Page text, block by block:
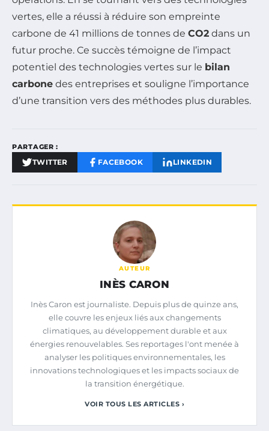
vertes, elle a réussi à réduire son empreinte
carbone de 41 millions de tonnes de CO2 dans un
futur proche. Ce succès témoigne de l’impact
potentiel des technologies vertes sur le bilan
carbone des entreprises et souligne l’importance
d’une transition vers des méthodes plus durables.
PARTAGER :
TWITTER FACEBOOK LINKEDIN
AUTEUR
INÈS CARON
Inès Caron est journaliste. Depuis plus de quinze ans,
elle couvre les enjeux liés aux changements
climatiques, au développement durable et aux
énergies renouvelables. Ses reportages l'ont menée à
analyser les politiques environnementales, les
innovations technologiques et les impacts sociaux de
la transition énergétique.
VOIR TOUS LES ARTICLES ›